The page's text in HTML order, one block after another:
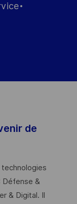
de
Défense &
& Digital. Il